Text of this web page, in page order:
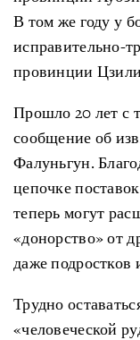
В том же году у
исправительно-
провинции
Прошло 20 лет с
сообщение об
Фалуньгун.
цепочке
теперь могут
«донорство» от
даже подростков
Трудно
«человеческой